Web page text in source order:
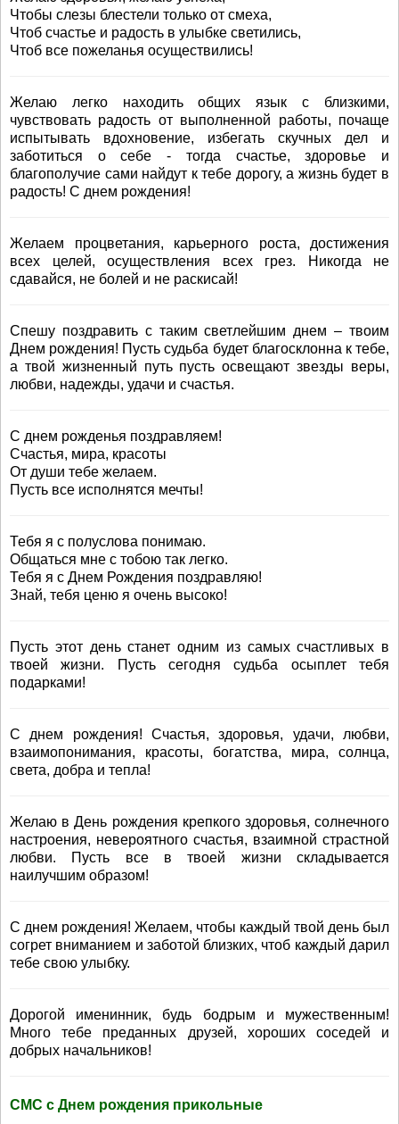
Чтобы слезы блестели только от смеха,
Чтоб счастье и радость в улыбке светились,
Чтоб все пожеланья осуществились!
Желаю легко находить общих язык с близкими,
чувствовать радость от выполненной работы, почаще
испытывать вдохновение, избегать скучных дел и
заботиться о себе - тогда счастье, здоровье и
благополучие сами найдут к тебе дорогу, а жизнь будет в
радость! С днем рождения!
Желаем процветания, карьерного роста, достижения
всех целей, осуществления всех грез. Никогда не
сдавайся, не болей и не раскисай!
Спешу поздравить с таким светлейшим днем – твоим
Днем рождения! Пусть судьба будет благосклонна к тебе,
а твой жизненный путь пусть освещают звезды веры,
любви, надежды, удачи и счастья.
С днем рожденья поздравляем!
Счастья, мира, красоты
От души тебе желаем.
Пусть все исполнятся мечты!
Тебя я с полуслова понимаю.
Общаться мне с тобою так легко.
Тебя я с Днем Рождения поздравляю!
Знай, тебя ценю я очень высоко!
Пусть этот день станет одним из самых счастливых в
твоей жизни. Пусть сегодня судьба осыплет тебя
подарками!
С днем рождения! Счастья, здоровья, удачи, любви,
взаимопонимания, красоты, богатства, мира, солнца,
света, добра и тепла!
Желаю в День рождения крепкого здоровья, солнечного
настроения, невероятного счастья, взаимной страстной
любви. Пусть все в твоей жизни складывается
наилучшим образом!
С днем рождения! Желаем, чтобы каждый твой день был
согрет вниманием и заботой близких, чтоб каждый дарил
тебе свою улыбку.
Дорогой именинник, будь бодрым и мужественным!
Много тебе преданных друзей, хороших соседей и
добрых начальников!
СМС с Днем рождения прикольные